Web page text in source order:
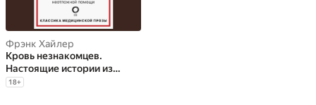
Фрэнк Хайлер
Кровь незнакомцев.
Настоящие истории из
отделения неотложной
18+